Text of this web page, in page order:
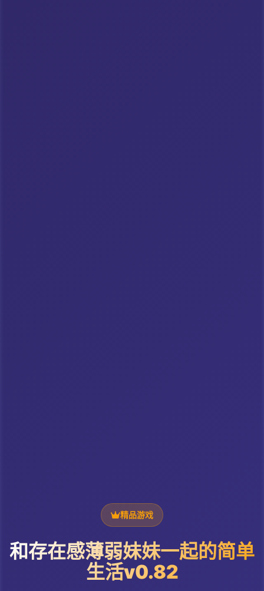
精品游戏
和存在感薄弱妹妹一起的简单
生活v0.82